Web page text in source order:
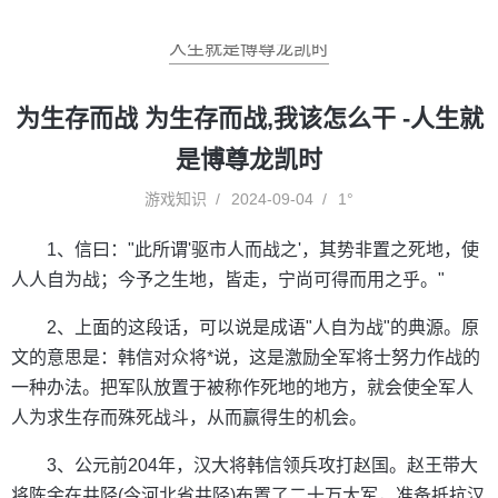
人生就是博尊龙凯时
为生存而战 为生存而战,我该怎么干 -人生就
是博尊龙凯时
游戏知识 2024-09-04 1°
1、信曰："此所谓'驱市人而战之'，其势非置之死地，使
人人自为战；今予之生地，皆走，宁尚可得而用之乎。"
2、上面的这段话，可以说是成语"人自为战"的典源。原
文的意思是：韩信对众将*说，这是激励全军将士努力作战的
一种办法。把军队放置于被称作死地的地方，就会使全军人
人为求生存而殊死战斗，从而赢得生的机会。
3、公元前204年，汉大将韩信领兵攻打赵国。赵王带大